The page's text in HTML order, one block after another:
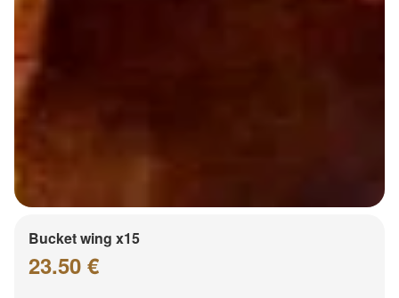
Bucket wing x15
23.50 €